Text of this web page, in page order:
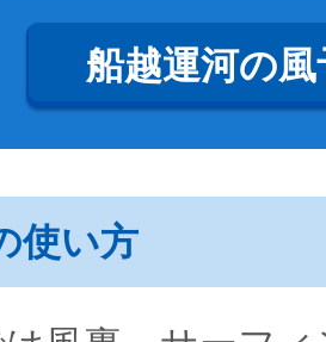
船越運河の風
使い方